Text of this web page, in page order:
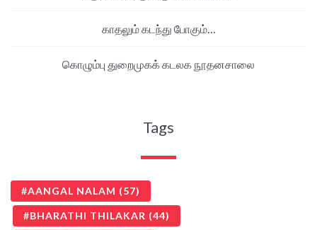
காதலும் கடந்து போகும்…
கொழும்பு துறைமுகக் கடலக நூதனசாலை
Tags
AANGAL NALAM (57)
BHARATHI THILAKAR (44)